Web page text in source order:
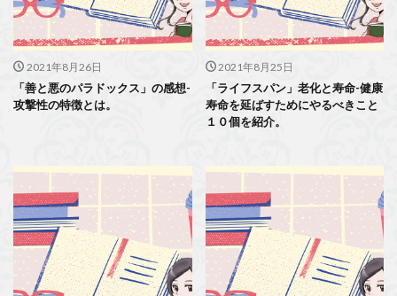
2021年8月26日
「善と悪のパラドックス」の感想-
攻撃性の特徴とは。
2021年8月25日
「ライフスパン」老化と寿命-健康
寿命を延ばすためにやるべきこと
１０個を紹介。